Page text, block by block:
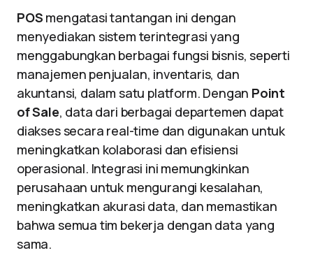
POS mengatasi tantangan ini dengan
menyediakan sistem terintegrasi yang
menggabungkan berbagai fungsi bisnis, seperti
manajemen penjualan, inventaris, dan
akuntansi, dalam satu platform. Dengan Point
of Sale, data dari berbagai departemen dapat
diakses secara real-time dan digunakan untuk
meningkatkan kolaborasi dan efisiensi
operasional. Integrasi ini memungkinkan
perusahaan untuk mengurangi kesalahan,
meningkatkan akurasi data, dan memastikan
bahwa semua tim bekerja dengan data yang
sama.